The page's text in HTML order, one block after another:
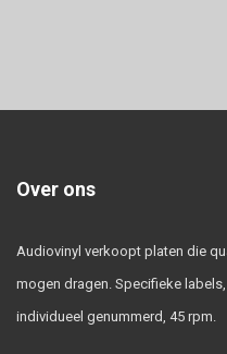
Over ons
Audiovinyl verkoopt platen die
mogen dragen. Specifieke
individueel genummerd, 45 rpm.